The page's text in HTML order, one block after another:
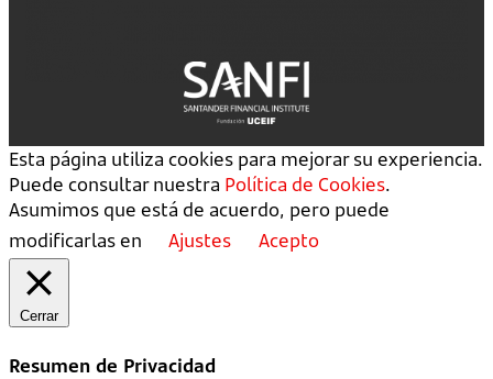
Esta página utiliza cookies para mejorar su experiencia.
Puede consultar nuestra Política de Cookies.
Asumimos que está de acuerdo, pero puede
modificarlas en
Ajustes Acepto
Cerrar
Resumen de Privacidad